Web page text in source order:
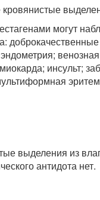
кровянистые
могут
инсульт;
выделения из
антидота нет.